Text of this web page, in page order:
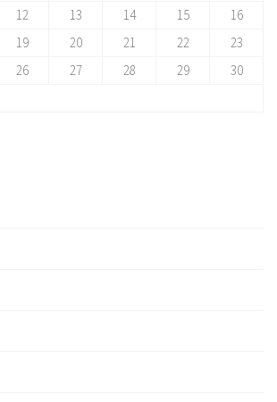
12 13 14 15
16
19 20 21 22
23
26 27 28 29
30